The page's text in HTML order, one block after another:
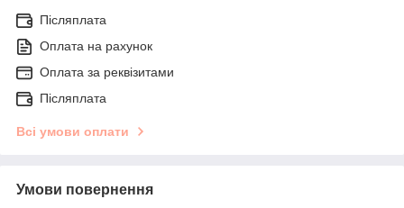
Післяплата
Оплата на рахунок
Оплата за реквізитами
Післяплата
Всі умови оплати
Умови повернення